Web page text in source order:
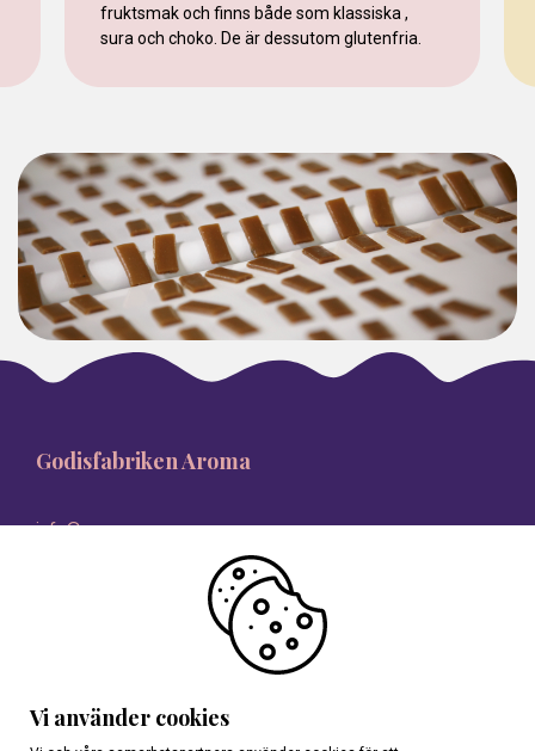
fruktsmak och finns både som klassiska ,
sura och choko. De är dessutom glutenfria.
Godisfabriken Aroma
info@aroma.se
Vi använder cookies